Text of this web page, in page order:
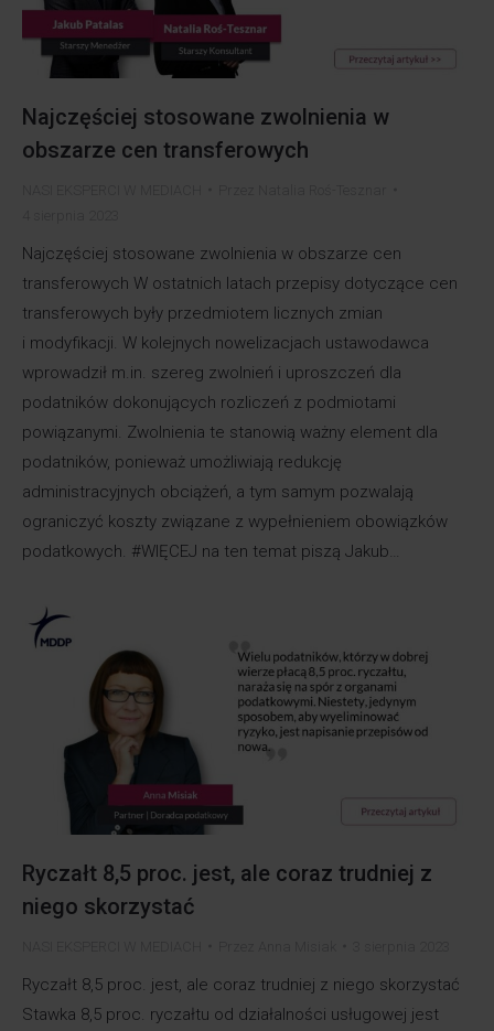
Najczęściej stosowane zwolnienia w
obszarze cen transferowych
Najczęściej stosowane zwolnienia w obszarze cen
transferowych W ostatnich latach przepisy dotyczące cen
transferowych były przedmiotem licznych zmian
i modyfikacji. W kolejnych nowelizacjach ustawodawca
wprowadził m.in. szereg zwolnień i uproszczeń dla
podatników dokonujących rozliczeń z podmiotami
powiązanymi. Zwolnienia te stanowią ważny element dla
podatników, ponieważ umożliwiają redukcję
administracyjnych obciążeń, a tym samym pozwalają
ograniczyć koszty związane z wypełnieniem obowiązków
podatkowych. #WIĘCEJ na ten temat piszą Jakub…
Ryczałt 8,5 proc. jest, ale coraz trudniej z
niego skorzystać
Ryczałt 8,5 proc. jest, ale coraz trudniej z niego skorzystać
Stawka 8,5 proc. ryczałtu od działalności usługowej jest